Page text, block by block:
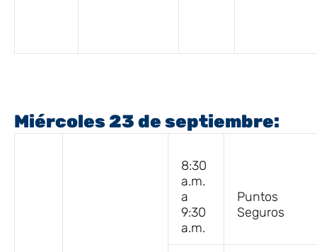
Miércoles 23 de septiembre:
8:30
a.m.
a
9:30
a.m.
Puntos
Seguros